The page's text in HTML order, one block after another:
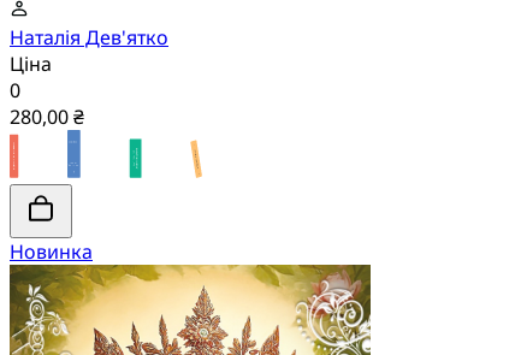
Наталія Дев'ятко
Ціна
0
280,00 ₴
Новинка